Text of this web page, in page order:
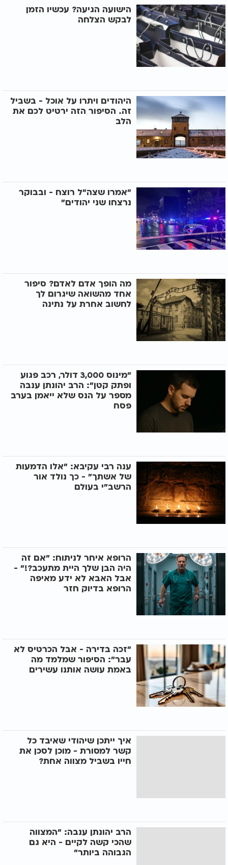
הישועה הגיעה? עכשיו הזמן
לבקש הצלחה
היהודים ויתרו על אוכל - בשביל
זה. הסיפור הזה ירטיט לכם את
הלב
"אמרו שצה"ל רוצח - ובבוקר
נרצחו שני יהודים"
מה הופך אדם לאדם? סיפור
אחד מהשואה שיגרום לך
לחשוב אחרת על נתינה
"מינוס 3,000 דולר, רכב פגוע
ופתק קטן": הרב יהונתן ענבה
מספר על הנס שלא ייאמן בערב
פסח
ענה רבי עקיבא: "אלו הדמעות
של אשתך" - כך נולד אור
הרשב"י בעולם
הרופא איחר לניתוח: "אם זה
היה הבן שלך היית מתעכב?!" -
אבל האבא לא ידע מאיפה
הרופא בדיוק חזר
"זכה בדירה - אבל הכרטיס לא
עבר": הסיפור שמלמד מה
באמת עושה אותנו עשירים
איך ייתכן שיהודי שאיבד כל
קשר למסורת - מוכן לסכן את
חייו בשביל מצווה אחת?
הרב יהונתן ענבה: "המצווה
שהכי קשה לקיים - היא גם
הגבוהה ביותר"